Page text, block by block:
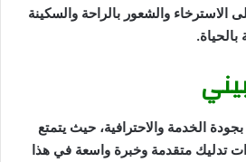
والشعور بالراحة والسكينة
الخدمة والاحترافية، حيث يتمتع
تدليك متقدمة وخبرة واسعة في هذا